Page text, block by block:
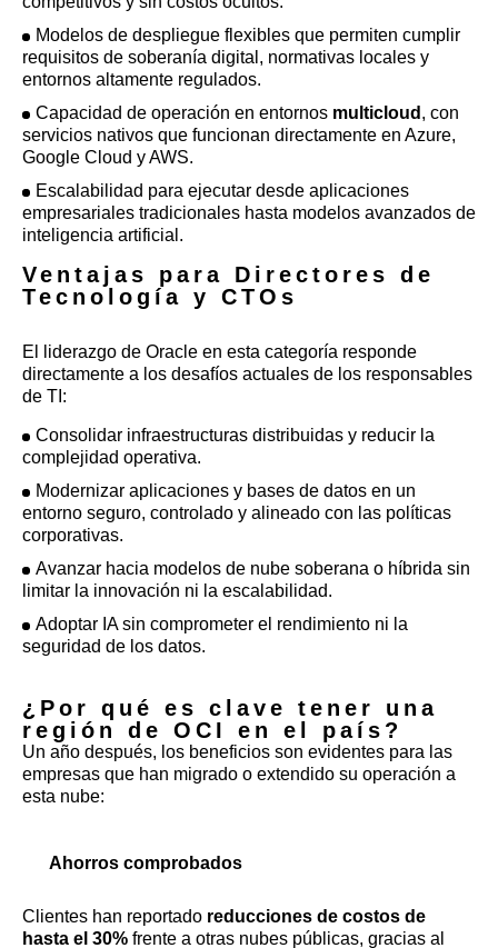
Modelos de despliegue flexibles que permiten cumplir
requisitos de soberanía digital, normativas locales y
entornos altamente regulados.
Capacidad de operación en entornos multicloud , con
servicios nativos que funcionan directamente en Azure,
Google Cloud y AWS.
Escalabilidad para ejecutar desde aplicaciones
empresariales tradicionales hasta modelos avanzados de
inteligencia artificial.
Ventajas para Directores de
Tecnología y CTOs
El liderazgo de Oracle en esta categoría responde
directamente a los desafíos actuales de los responsables
de TI:
Consolidar infraestructuras distribuidas y reducir la
complejidad operativa.
Modernizar aplicaciones y bases de datos en un
entorno seguro, controlado y alineado con las políticas
corporativas.
Avanzar hacia modelos de nube soberana o híbrida sin
limitar la innovación ni la escalabilidad.
Adoptar IA sin comprometer el rendimiento ni la
seguridad de los datos.
¿Por qué es clave tener una
región de OCI en el país?
Un año después, los beneficios son evidentes para las
empresas que han migrado o extendido su operación a
esta nube:
Ahorros comprobados
Clientes han reportado reducciones de costos de
hasta el 30% frente a otras nubes públicas, gracias al